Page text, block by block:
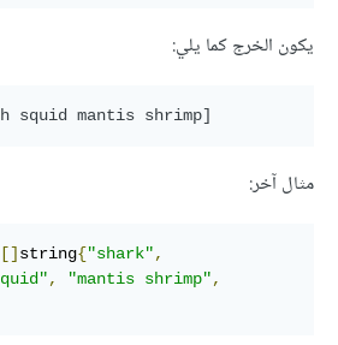
يكون الخرج كما يلي:
squid mantis shrimp]
مثال آخر:
[] string{"shark",
, "mantis shrimp",